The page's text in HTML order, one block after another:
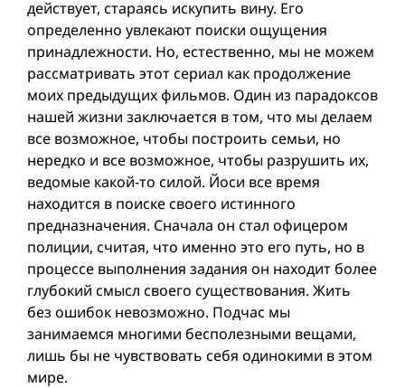
действует, стараясь искупить вину. Его
определенно увлекают поиски ощущения
принадлежности. Но, естественно, мы не можем
рассматривать этот сериал как продолжение
моих предыдущих фильмов. Один из парадоксов
нашей жизни заключается в том, что мы делаем
все возможное, чтобы построить семьи, но
нередко и все возможное, чтобы разрушить их,
ведомые какой-то силой. Йоси все время
находится в поиске своего истинного
предназначения. Сначала он стал офицером
полиции, считая, что именно это его путь, но в
процессе выполнения задания он находит более
глубокий смысл своего существования. Жить
без ошибок невозможно. Подчас мы
занимаемся многими бесполезными вещами,
лишь бы не чувствовать себя одинокими в этом
мире.